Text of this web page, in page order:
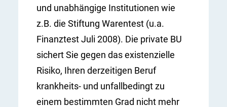
und unabhängige Institutionen wie
z.B. die Stiftung Warentest (u.a.
Finanztest Juli 2008). Die private BU
sichert Sie gegen das existenzielle
Risiko, Ihren derzeitigen Beruf
krankheits- und unfallbedingt zu
einem bestimmten Grad nicht mehr